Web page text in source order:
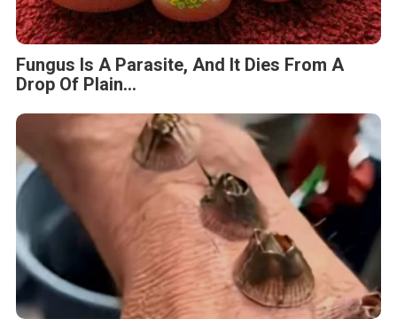
Fungus Is A Parasite, And It Dies From A
Drop Of Plain...